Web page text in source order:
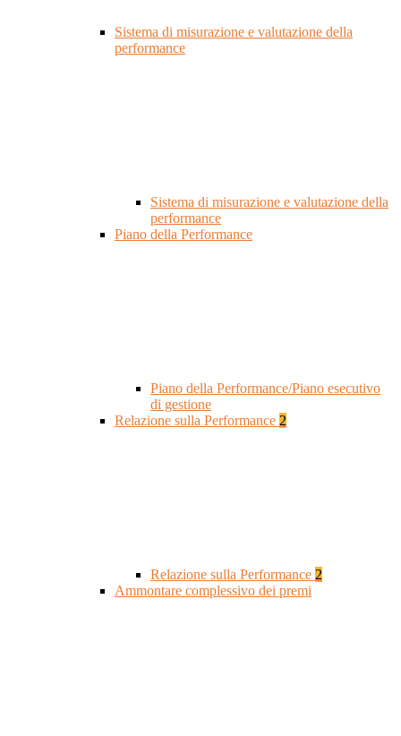
Sistema di misurazione e valutazione della
performance
Sistema di misurazione e valutazione della
performance
Piano della Performance
Piano della Performance/Piano esecutivo
di gestione
Relazione sulla Performance 2
Relazione sulla Performance 2
Ammontare complessivo dei premi